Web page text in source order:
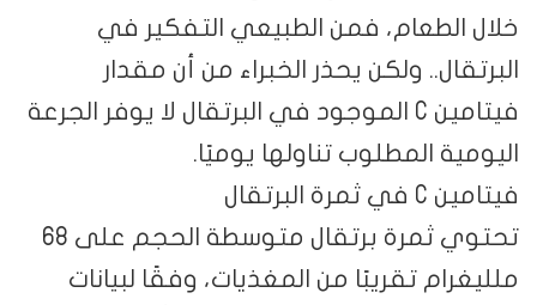
خلال الطعام، فمن الطبيعي التفكير في
البرتقال.. ولكن يحذر الخبراء من أن مقدار
فيتامين C الموجود في البرتقال لا يوفر الجرعة
اليومية المطلوب تناولها يوميًا.
فيتامين C في ثمرة البرتقال
تحتوي ثمرة برتقال متوسطة الحجم على 68
ملليغرام تقريبًا من المغذيات، وفقًا لبيانات